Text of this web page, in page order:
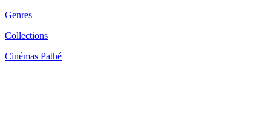
Genres
Collections
Cinémas Pathé